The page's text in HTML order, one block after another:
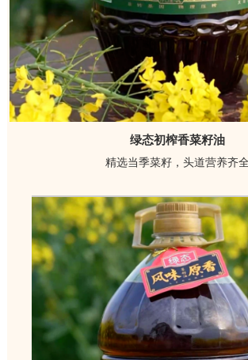
绿态初榨香菜籽油
精选当季菜籽，头道营养齐